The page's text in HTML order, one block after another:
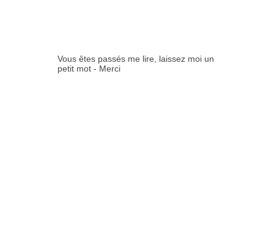
Vous êtes passés me lire, laissez moi un
petit mot - Merci